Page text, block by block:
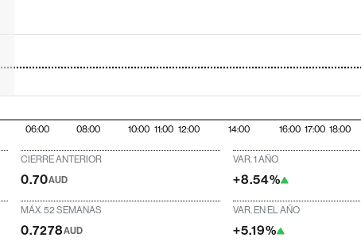
06:00 08:00 10:00 11:00 12:00 14:00 16:00 17:00 18:00
CIERRE ANTERIOR
0.70AUD
VAR. 1 AÑO
+8.54%
MÁX. 52 SEMANAS
0.7278AUD
VAR. EN EL AÑO
+5.19%